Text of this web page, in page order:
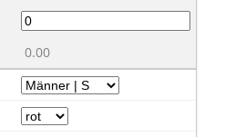
0.00